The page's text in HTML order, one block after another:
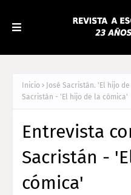
Inicio José Sacristán. 'El hijo
Sacristán - 'El hijo de la cómica'
Entrevista
Sacristán -
cómica'